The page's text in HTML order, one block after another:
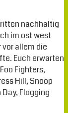
nachhaltig
im ost west
allem die
Euch erwarten
Fighters,
Hill, Snoop
Flogging